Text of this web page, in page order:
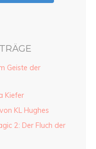
Geiste der
Kiefer
KL Hughes
2: Der Fluch der